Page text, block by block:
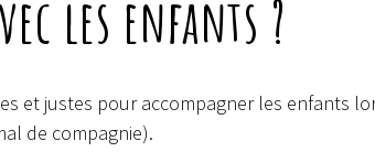
les enfants ?
et justes pour accompagner les enfants
de compagnie).